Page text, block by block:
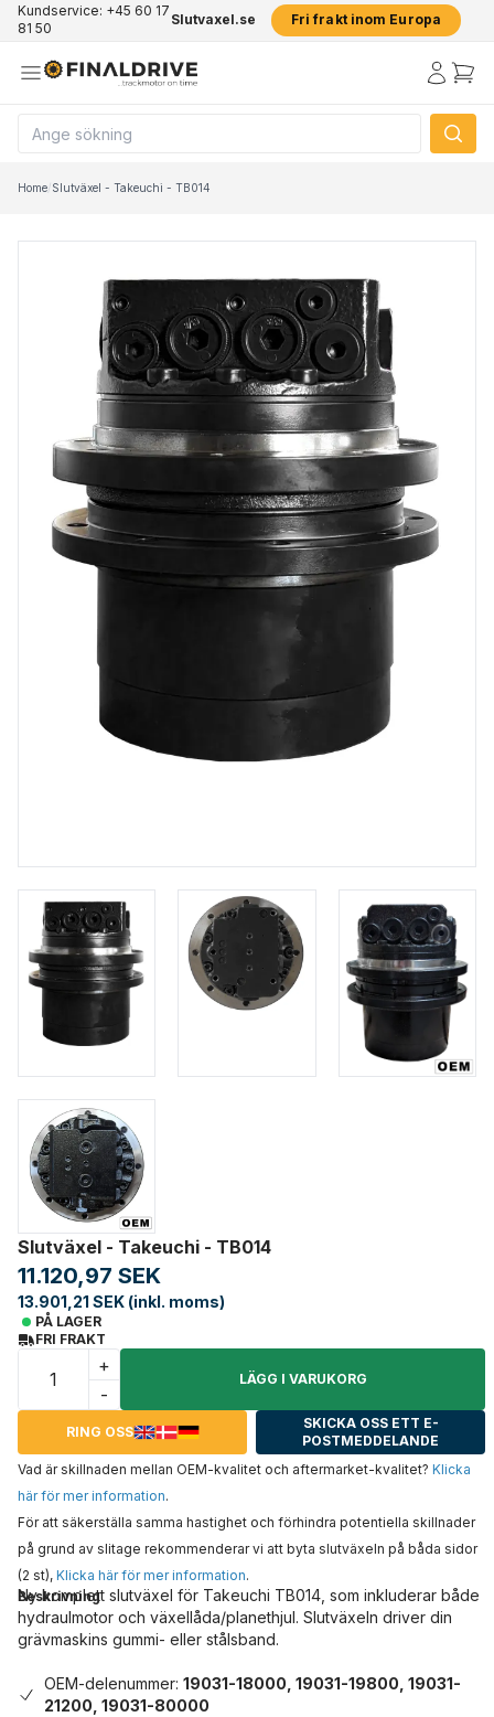
Kundservice: +45 60 17
81 50
Slutvaxel.se Fri frakt inom Europa
Home/Slutväxel - Takeuchi - TB014
Slutväxel - Takeuchi - TB014
11.120,97 SEK
13.901,21 SEK (inkl. moms)
PÅ LAGER
FRI FRAKT
+
-
LÄGG I VARUKORG
RING OSS
SKICKA OSS ETT E-
POSTMEDDELANDE
Vad är skillnaden mellan OEM-kvalitet och aftermarket-kvalitet? Klicka
här för mer information.
För att säkerställa samma hastighet och förhindra potentiella skillnader
på grund av slitage rekommenderar vi att byta slutväxeln på båda sidor
(2 st), Klicka här för mer information.
Beskrivning
Ny komplett slutväxel för Takeuchi TB014, som inkluderar både
hydraulmotor och växellåda/planethjul. Slutväxeln driver din
grävmaskins gummi- eller stålsband.
OEM-delenummer: 19031-18000, 19031-19800, 19031-
21200, 19031-80000